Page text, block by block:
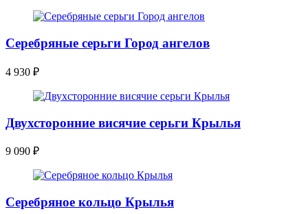
Серебряные серьги Город ангелов
4 930 ₽
Двухсторонние висячие серьги Крылья
9 090 ₽
Серебряное кольцо Крылья